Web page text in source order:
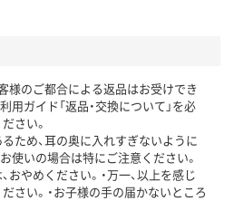
様のご都合による返品はお受けでき
用ガイド「返品・交換について」を必
さい。
ため、耳の奥に入れすぎないように
使いの場合は特にご注意ください。
おやめください。・万一、以上を感じ
さい。・お子様の手の届かないところ